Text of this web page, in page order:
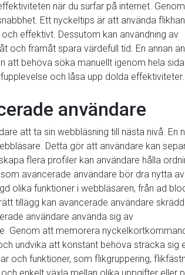
när du surfar på internet.
Ett nyckeltips är att använda
effektivt. Dessutom kan användning av
framåt spara värdefull tid. En annan
behöva söka manuellt igenom hela
och låsa upp dolda effektiviteter.
användare
att ta sin webbläsning till nästa nivå. En
Detta gör att användare kan
flera profiler kan användare hålla
avancerade användare bör dra nytta
olika funktioner i webbläsaren, från ad
tillägg kan avancerade användare
användare använda sig av
Genom att memorera
undvika att konstant behöva sträcka sig
och funktioner, som flikgruppering,